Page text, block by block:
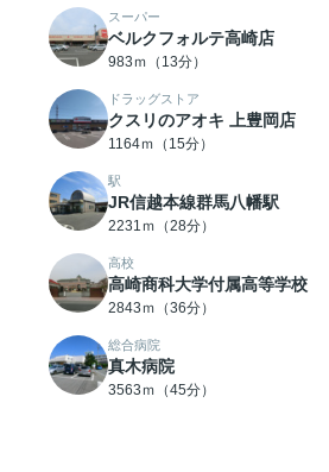
スーパー
ベルクフォルテ高崎店
983ｍ（13分）
ドラッグストア
クスリのアオキ 上豊岡店
1164ｍ（15分）
駅
JR信越本線群馬八幡駅
2231ｍ（28分）
高校
高崎商科大学付属高等学校
2843ｍ（36分）
総合病院
真木病院
3563ｍ（45分）